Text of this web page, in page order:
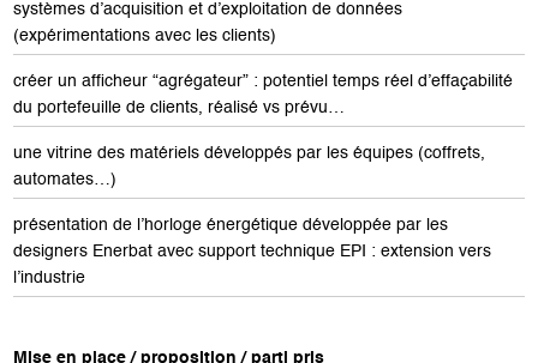
systèmes d’acquisition et d’exploitation de données
(expérimentations avec les clients)
créer un afficheur “agrégateur” : potentiel temps réel d’effaçabilité
du portefeuille de clients, réalisé vs prévu…
une vitrine des matériels développés par les équipes (coffrets,
automates…)
présentation de l’horloge énergétique développée par les
designers Enerbat avec support technique EPI : extension vers
l’industrie
Mise en place / proposition / parti pris